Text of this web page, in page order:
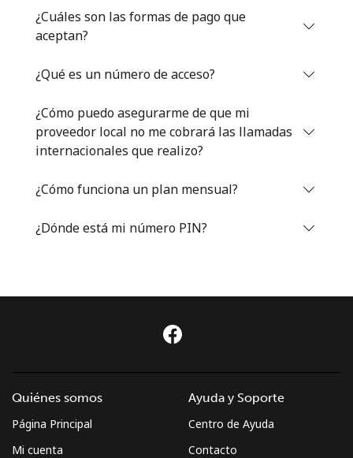
Iniciar Sesión
¿Cuáles son las formas de pago que
aceptan?
¿Qué es un número de acceso?
¿Cómo puedo asegurarme de que mi
proveedor local no me cobrará las llamadas
internacionales que realizo?
¿Cómo funciona un plan mensual?
¿Dónde está mi número PIN?
Quiénes somos
Página Principal
Mi cuenta
Ayuda y Soporte
Centro de Ayuda
Contacto